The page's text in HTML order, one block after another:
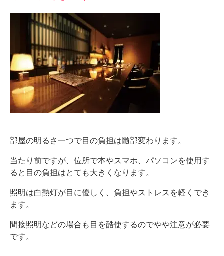
部屋の明るさ一つで目の負担は髄部変わります。
当たり前ですが、位所で本やスマホ、パソコンを使用す
ると目の負担はとても大きくなります。
照明は白熱灯が目に優しく、負担やストレスを軽くでき
ます。
間接照明などの場合も目を酷使するのでやや注意が必要
です。